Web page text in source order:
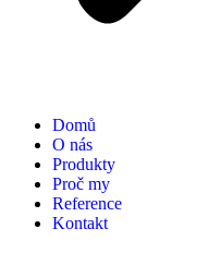
Domů
O nás
Produkty
Proč my
Reference
Kontakt